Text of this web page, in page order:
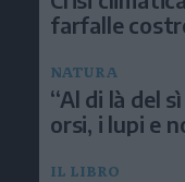
farfalle
NATURA
“Al di là del
orsi, i lupi e
IL LIBRO